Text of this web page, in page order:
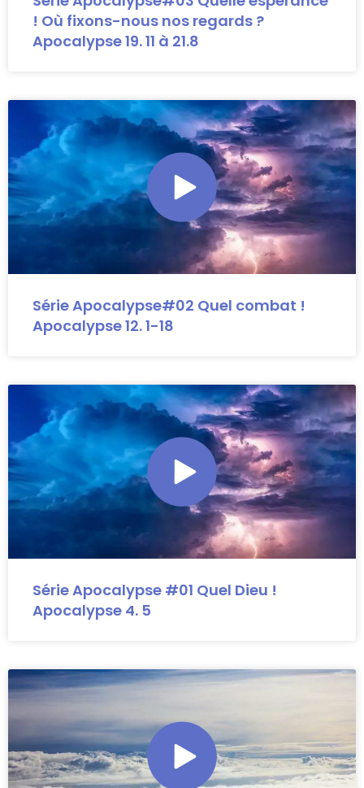
! Où fixons-nous nos regards ?
Apocalypse 19. 11 à 21.8
Série Apocalypse#02 Quel combat !
Apocalypse 12. 1-18
Série Apocalypse #01 Quel Dieu !
Apocalypse 4. 5